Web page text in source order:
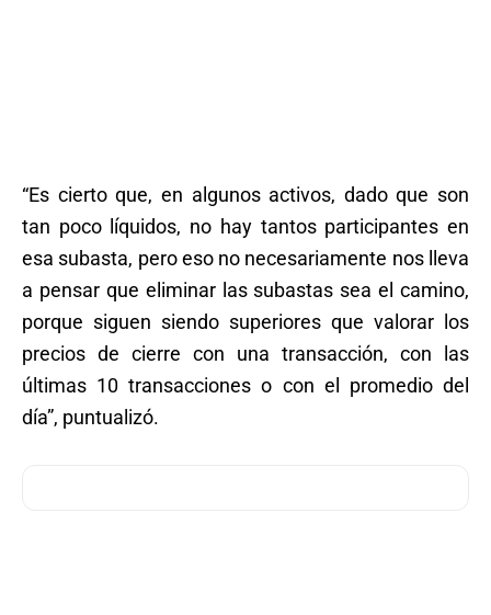
“Es cierto que, en algunos activos, dado que son
tan poco líquidos, no hay tantos participantes en
esa subasta, pero eso no necesariamente nos lleva
a pensar que eliminar las subastas sea el camino,
porque siguen siendo superiores que valorar los
precios de cierre con una transacción, con las
últimas 10 transacciones o con el promedio del
día”, puntualizó.